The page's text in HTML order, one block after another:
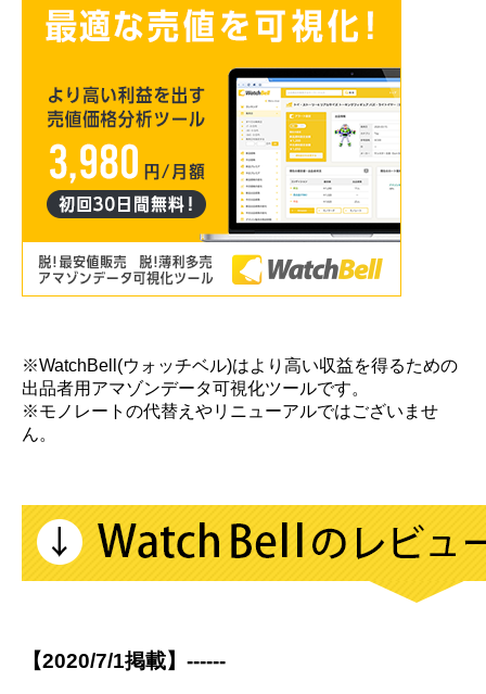
※WatchBell(ウォッチベル)はより高い収益を得るための
出品者用アマゾンデータ可視化ツールです。
※モノレートの代替えやリニューアルではございませ
ん。
【2020/7/1掲載】------